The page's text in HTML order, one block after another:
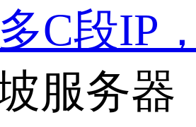
C段IP
服务器